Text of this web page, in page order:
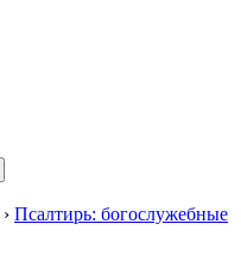
› Псалтирь: богослужебные